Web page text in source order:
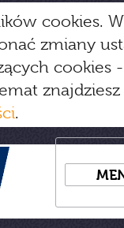
cookies.
zmiany
cookies
.